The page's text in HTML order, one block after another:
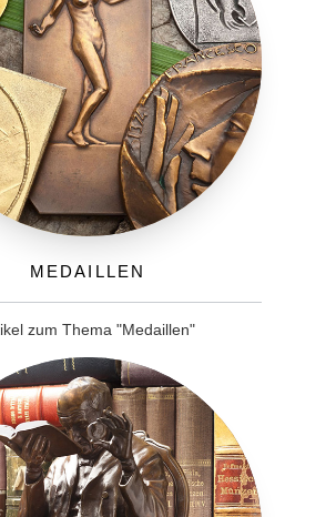
Medaillen
zum Thema "Medaillen"